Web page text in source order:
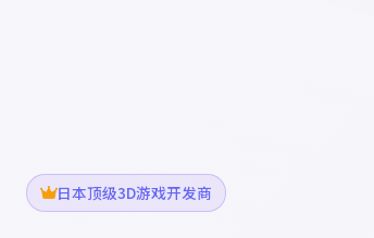
日本顶级3D游戏开发商